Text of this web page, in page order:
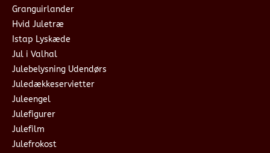
Granguirlander
Hvid Juletræ
Istap Lyskæde
Jul i Valhal
Julebelysning Udendørs
Juledækkeservietter
Juleengel
Julefigurer
Julefilm
Julefrokost